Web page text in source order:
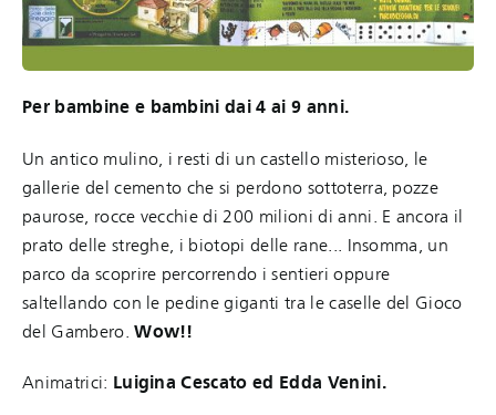
Per bambine e bambini dai 4 ai 9 anni.
Un antico mulino, i resti di un castello misterioso, le
gallerie del cemento che si perdono sottoterra, pozze
paurose, rocce vecchie di 200 milioni di anni. E ancora il
prato delle streghe, i biotopi delle rane... Insomma, un
parco da scoprire percorrendo i sentieri oppure
saltellando con le pedine giganti tra le caselle del Gioco
del Gambero.Wow!!
Animatrici: Luigina Cescato ed Edda Venini.